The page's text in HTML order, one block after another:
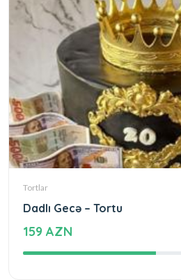
Tortlar
Dadlı Gecə – Tortu
159 AZN